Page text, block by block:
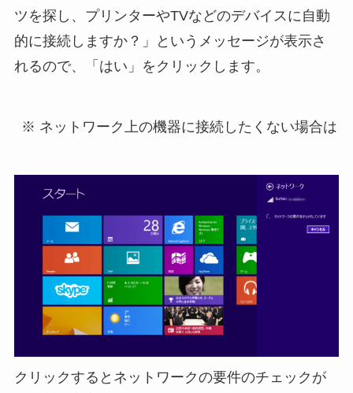
ツを探し、プリンターやTVなどのデバイスに自動
的に接続しますか？」というメッセージが表示さ
れるので、「はい」をクリックします。
※ ネットワーク上の機器に接続したくない場合は
クリックするとネットワークの要件のチェックが